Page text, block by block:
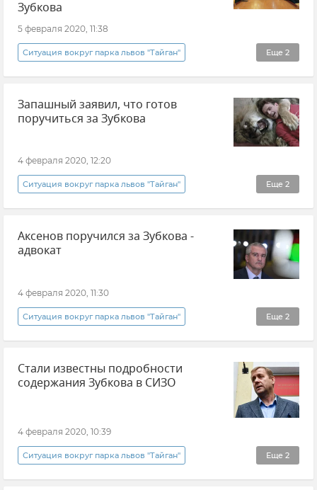
Зубкова
5 февраля 2020, 11:38
Еще 2
Ситуация вокруг парка львов "Тайган"
Общество Новости
Запашный заявил, что готов
поручиться за Зубкова
4 февраля 2020, 12:20
Еще 2
Ситуация вокруг парка львов "Тайган"
Общество Новости
Аксенов поручился за Зубкова -
адвокат
4 февраля 2020, 11:30
Еще 2
Ситуация вокруг парка львов "Тайган"
Общество Новости
Стали известны подробности
содержания Зубкова в СИЗО
4 февраля 2020, 10:39
Еще 2
Ситуация вокруг парка львов "Тайган"
Общество Новости